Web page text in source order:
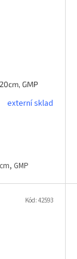
GMP
externí sklad
GMP
Kód: 42593